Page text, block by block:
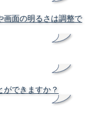
画面の明るさは調整で
ができますか？